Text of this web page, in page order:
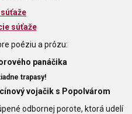
súťaže
súťaže
poéziu a prózu:
panáčika
trapasy!
vojačik s Popolvárom
odbornej porote, ktorá udelí